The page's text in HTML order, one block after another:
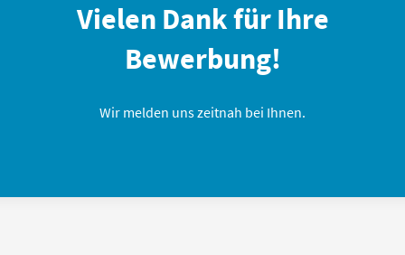
Vielen Dank für Ihre
Bewerbung!
Wir melden uns zeitnah bei Ihnen.